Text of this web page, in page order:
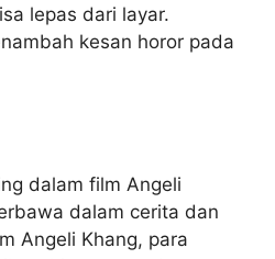
lepas dari layar.
kesan horor pada
dalam film Angeli
dalam cerita dan
Angeli Khang, para